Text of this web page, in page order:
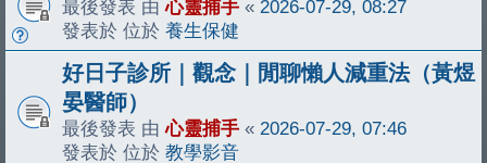
最後發表 由心靈捕手 « 2026-07-29, 08:27
發表於 位於 養生保健
好日子診所｜觀念｜閒聊懶人減重法（黃煜
晏醫師）
最後發表 由心靈捕手 « 2026-07-29, 07:46
發表於 位於 教學影音